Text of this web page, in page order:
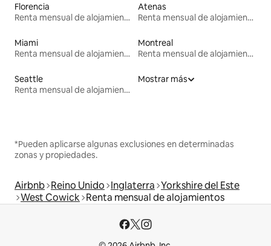
Florencia
Renta mensual de alojamientos
Atenas
Renta mensual de alojamientos
Miami
Renta mensual de alojamientos
Montreal
Renta mensual de alojamientos
Seattle
Renta mensual de alojamientos
Mostrar más
*Pueden aplicarse algunas exclusiones en determinadas
zonas y propiedades.
Airbnb Reino Unido Inglaterra Yorkshire del Este
West Cowick Renta mensual de alojamientos